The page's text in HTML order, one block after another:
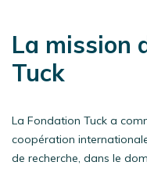
La mission
Tuck
La Fondation Tuck a
coopération
de recherche, dans le